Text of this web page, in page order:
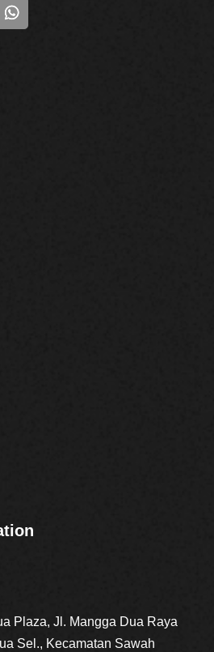
Plaza, Jl. Mangga Dua Raya
Sel., Kecamatan Sawah